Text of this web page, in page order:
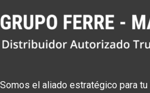
Somos el aliado estratégico para